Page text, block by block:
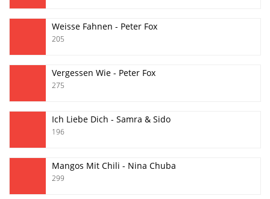
Weisse Fahnen - Peter Fox
205
Vergessen Wie - Peter Fox
275
Ich Liebe Dich - Samra & Sido
196
Mangos Mit Chili - Nina Chuba
299